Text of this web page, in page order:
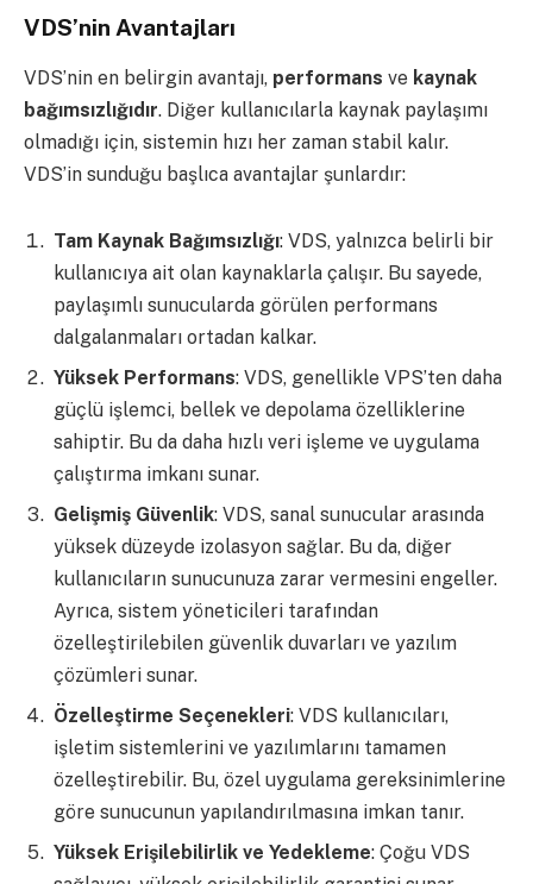
VDS’nin Avantajları
VDS’nin en belirgin avantajı, performans ve kaynak
bağımsızlığıdır. Diğer kullanıcılarla kaynak paylaşımı
olmadığı için, sistemin hızı her zaman stabil kalır.
VDS’in sunduğu başlıca avantajlar şunlardır:
Tam Kaynak Bağımsızlığı: VDS, yalnızca belirli bir
kullanıcıya ait olan kaynaklarla çalışır. Bu sayede,
paylaşımlı sunucularda görülen performans
dalgalanmaları ortadan kalkar.
Yüksek Performans: VDS, genellikle VPS’ten daha
güçlü işlemci, bellek ve depolama özelliklerine
sahiptir. Bu da daha hızlı veri işleme ve uygulama
çalıştırma imkanı sunar.
Gelişmiş Güvenlik: VDS, sanal sunucular arasında
yüksek düzeyde izolasyon sağlar. Bu da, diğer
kullanıcıların sunucunuza zarar vermesini engeller.
Ayrıca, sistem yöneticileri tarafından
özelleştirilebilen güvenlik duvarları ve yazılım
çözümleri sunar.
Özelleştirme Seçenekleri: VDS kullanıcıları,
işletim sistemlerini ve yazılımlarını tamamen
özelleştirebilir. Bu, özel uygulama gereksinimlerine
göre sunucunun yapılandırılmasına imkan tanır.
Yüksek Erişilebilirlik ve Yedekleme: Çoğu VDS